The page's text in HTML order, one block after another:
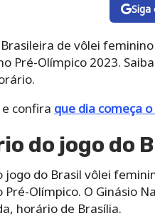
Siga
Brasileira de vôlei
Pré-Olímpico 2023.
confira que dia começa
do jogo do
jogo do Brasil vôlei
Pré-Olímpico. O Ginásio
horário de Brasília.